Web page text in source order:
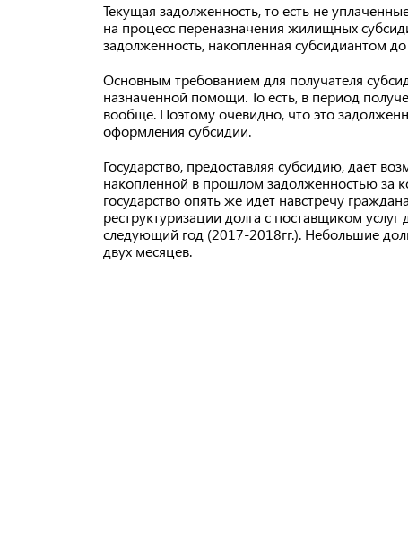
Текущая задолженность, то есть не
на процесс переназначения жилищных
задолженность, накопленная субсидиантом
Основным требованием для получателя
назначенной помощи. То есть, в период
вообще. Поэтому очевидно, что это
оформления субсидии.
Государство, предоставляя субсидию, дает
накопленной в прошлом задолженностью за
государство опять же идет навстречу
реструктуризации долга с поставщиком
следующий год (2017-2018гг.). Небольшие
двух месяцев.